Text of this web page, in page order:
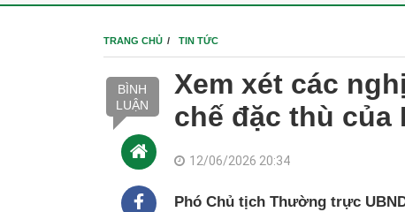
TRANG CHỦ TIN TỨC
BÌNH
LUẬN
Xem xét các
chế đặc thù của
12/06/2026 20:34
Phó Chủ tịch Thường trực